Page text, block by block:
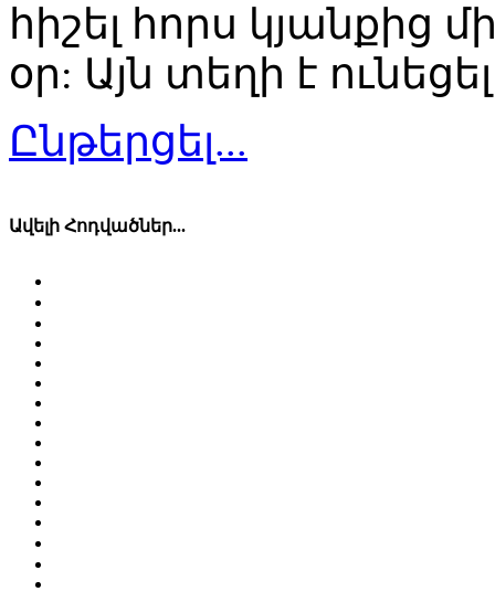
հիշել հորս կյանքից
օր: Այն տեղի է
Ընթերցել...
Ավելի Հոդվածներ...